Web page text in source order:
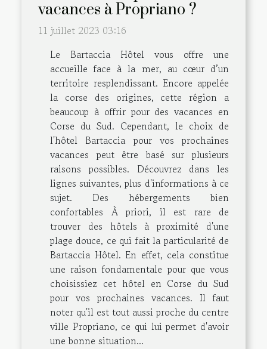
vacances à Propriano ?
11 juillet 2023 03:16
Le Bartaccia Hôtel vous offre une
accueille face à la mer, au cœur d’un
territoire resplendissant. Encore appelée
la corse des origines, cette région a
beaucoup à offrir pour des vacances en
Corse du Sud. Cependant, le choix de
l'hôtel Bartaccia pour vos prochaines
vacances peut être basé sur plusieurs
raisons possibles. Découvrez dans les
lignes suivantes, plus d'informations à ce
sujet. Des hébergements bien
confortables À priori, il est rare de
trouver des hôtels à proximité d'une
plage douce, ce qui fait la particularité de
Bartaccia Hôtel. En effet, cela constitue
une raison fondamentale pour que vous
choisissiez cet hôtel en Corse du Sud
pour vos prochaines vacances. Il faut
noter qu'il est tout aussi proche du centre
ville Propriano, ce qui lui permet d'avoir
une bonne situation...